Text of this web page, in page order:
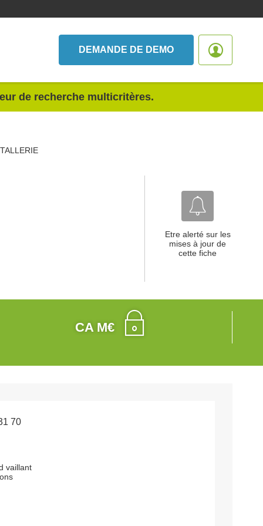
DEMANDE DE DEMO
de recherche multicritères.
Etre alerté sur les
mises à jour de
cette fiche
CA M€
70
vaillant